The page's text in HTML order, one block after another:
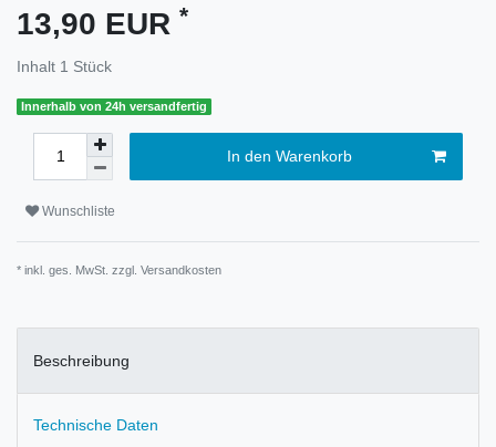
13,90 EUR *
Inhalt 1 Stück
Innerhalb von 24h versandfertig
In den Warenkorb
Wunschliste
* inkl. ges. MwSt. zzgl. Versandkosten
Beschreibung
Technische Daten